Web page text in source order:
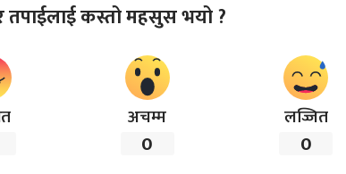
तपाईलाई कस्तो महसुस भयो ?
अचम्म
0
लज्जित
0